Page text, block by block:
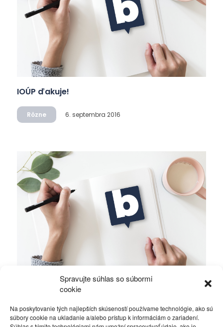
Spravujte súhlas so súbormi
cookie
Na poskytovanie tých najlepších skúseností používame technológie, ako sú
súbory cookie na ukladanie a/alebo prístup k informáciám o zariadení.
IOÚP ďakuje!
Rôzne 6. septembra 2016
Môj jednodňový výlet v Krakove
Cestovanie 8. júna 2016